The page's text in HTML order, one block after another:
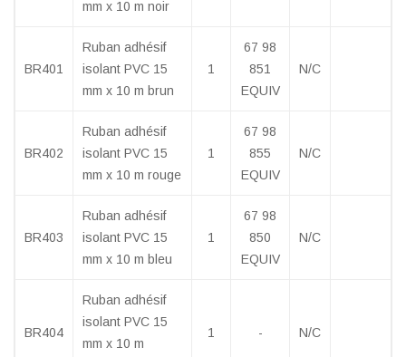
mm x 10 m noir
BR401
Ruban adhésif
isolant PVC 15
mm x 10 m brun
1
67 98
851
EQUIV
N/C
BR402
Ruban adhésif
isolant PVC 15
mm x 10 m rouge
1
67 98
855
EQUIV
N/C
BR403
Ruban adhésif
isolant PVC 15
mm x 10 m bleu
1
67 98
850
EQUIV
N/C
BR404
Ruban adhésif
isolant PVC 15
mm x 10 m
1 - N/C